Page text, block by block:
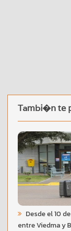
Tambi�n te
Desde el 10
entre Viedma y